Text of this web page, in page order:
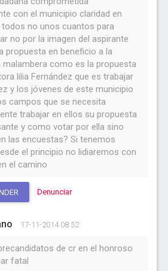
con el municipio claridad en
no unos cuantos para
no por la imagen del aspirante
propuesta en beneficio a la
malambera como es la propuesta
lilia Fernández que es trabajar
y los jóvenes de este municipio
campos que se necesita
trabajar en ellos su propuesta
y como votar por ella sino
las encuestas? Si tenemos
el principio no lidiaremos con
el camino
Denunciar
17-11-2014 08:52
de cr en el honroso
fatal